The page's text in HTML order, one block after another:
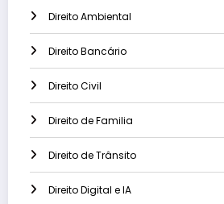
Direito Ambiental
Direito Bancário
Direito Civil
Direito de Familia
Direito de Trânsito
Direito Digital e IA